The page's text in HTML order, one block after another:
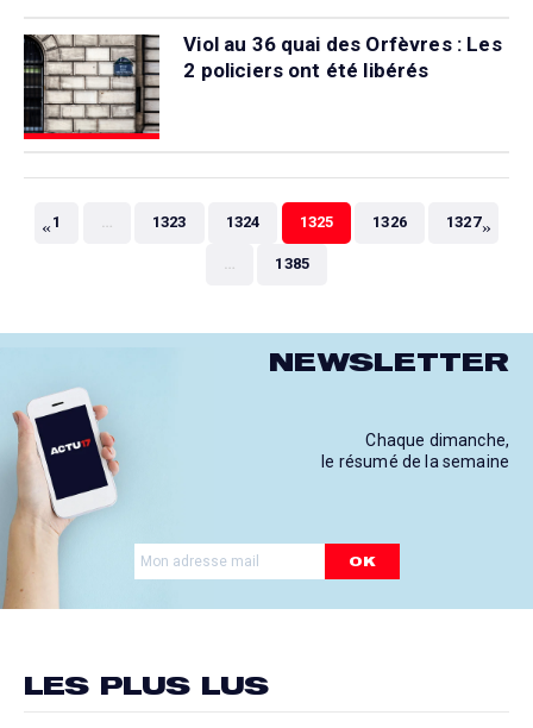
Viol au 36 quai des Orfèvres : Les
2 policiers ont été libérés
« »
1 … 1323 1324 1325 1326 1327
… 1385
NEWSLETTER
Chaque dimanche,
le résumé de la semaine
OK
LES PLUS LUS